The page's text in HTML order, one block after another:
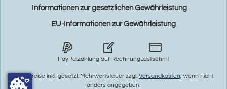
Informationen zur gesetzlichen Gewährleistung
EU-Informationen zur Gewährleistung
PayPalZahlung auf RechnungLastschrift
* Alle Preise inkl. gesetzl. Mehrwertsteuer zzgl. Versandkosten, wenn nicht
anders angegeben.